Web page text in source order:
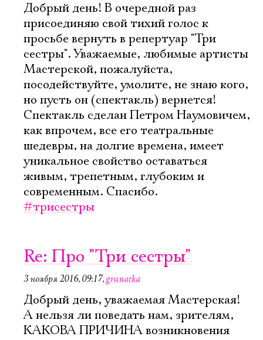
Добрый день! В очередной раз
присоединяю свой тихий голос к
просьбе вернуть в репертуар "Три
сестры". Уважаемые, любимые артисты
Мастерской, пожалуйста,
посодействуйте, умолите, не знаю кого,
но пусть он (спектакль) вернется!
Спектакль сделан Петром Наумовичем,
как впрочем, все его театральные
шедевры, на долгие времена, имеет
уникальное свойство оставаться
живым, трепетным, глубоким и
современным. Спасибо.
#трисестры
Re: Про "Три сестры"
3 ноября 2016, 09:17,granatka
Добрый день, уважаемая Мастерская!
А нельзя ли поведать нам, зрителям,
КАКОВА ПРИЧИНА возникновения